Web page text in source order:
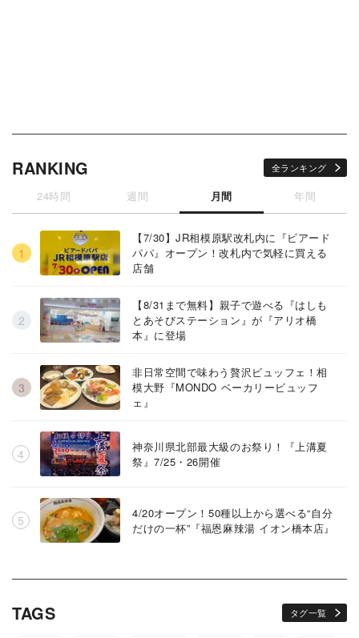
RANKING 全ランキング
24時間 週間 月間 年間
【7/30】JR相模原駅改札内に『ビアード
パパ』オープン！改札内で気軽に買える
店舗
【8/31まで無料】親子で遊べる『はしも
とあそびステーション』が『アリオ橋
本』に登場
非日常空間で味わう贅沢ビュッフェ！相
模大野『MONDO ベーカリービュッフ
ェ』
神奈川県北部最大級のお祭り！『上溝夏
祭』7/25・26開催
4/20オープン！50種以上から選べる“自分
だけの一杯”『福恩麻辣湯 イオン橋本店』
TAGS タグ一覧